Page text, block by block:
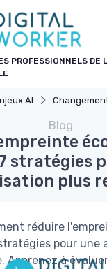
PROFESSIONNELS DE
AI
Blog
7 stratégies
plus
réduire
pour
Apprenez à